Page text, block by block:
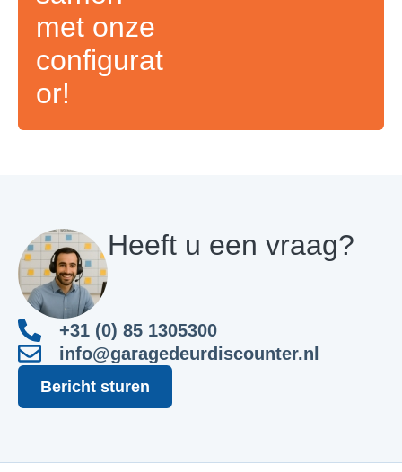
met onze
configurat
or!
Heeft u een vraag?
+31 (0) 85 1305300
info@garagedeurdiscounter.nl
Bericht sturen